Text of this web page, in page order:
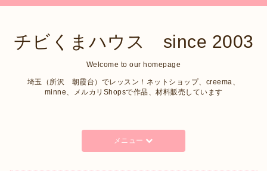
チビくまハウス since 2003
Welcome to our homepage
埼玉（所沢 朝霞台）でレッスン！ネットショップ、creema、
minne、メルカリShopsで作品、材料販売しています
メニュー